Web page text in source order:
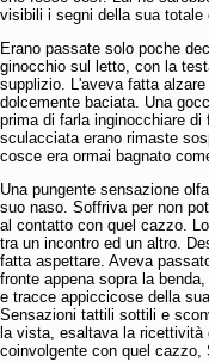
visibili i segni della sua totale
Erano passate solo poche
ginocchio sul letto, con la
supplizio. L'aveva fatta
dolcemente baciata. Una
prima di farla inginocchiare
sculacciata erano rimaste
cosce era ormai bagnato
Una pungente sensazione
suo naso. Soffriva per non
al contatto con quel cazzo.
tra un incontro ed un altro.
fatta aspettare. Aveva
fronte appena sopra la
e tracce appiccicose della
Sensazioni tattili sottili e
la vista, esaltava la
coinvolgente con quel cazzo,